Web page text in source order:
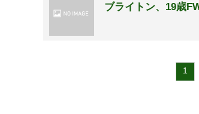
ブライトン、19歳
1